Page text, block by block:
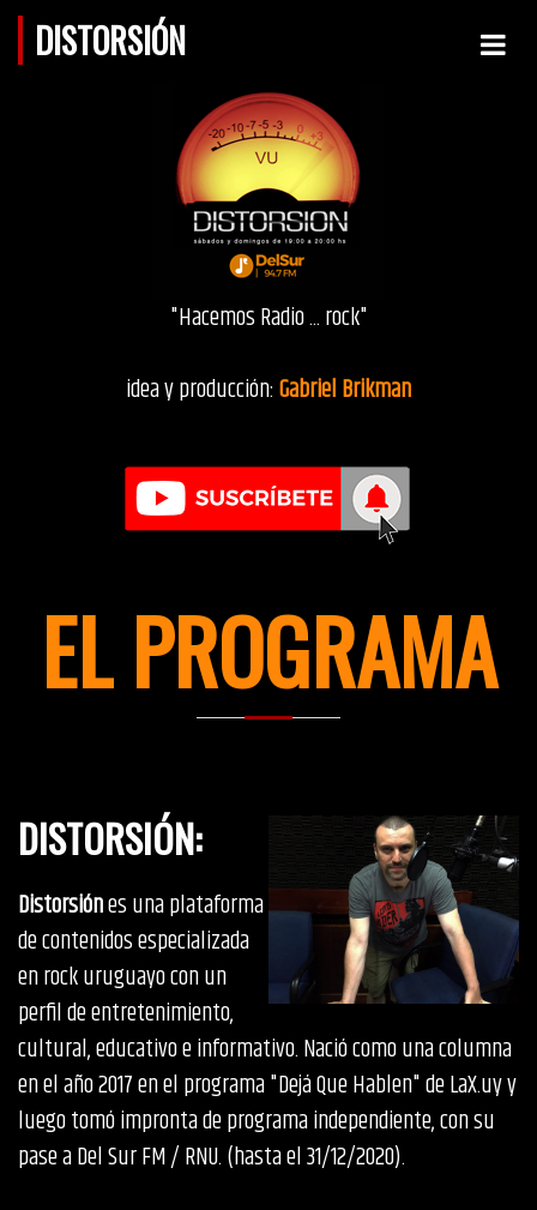
DISTORSIÓN
"Hacemos Radio ... rock"
idea y producción:Gabriel Brikman
EL PROGRAMA
DISTORSIÓN:
Distorsiónes una plataforma
de contenidos especializada
en rock uruguayo con un
perfil de entretenimiento,
cultural, educativo e informativo. Nació como una columna
en el año 2017 en el programa "Dejá Que Hablen" de LaX.uy y
luego tomó impronta de programa independiente, con su
pase a Del Sur FM / RNU. (hasta el 31/12/2020).